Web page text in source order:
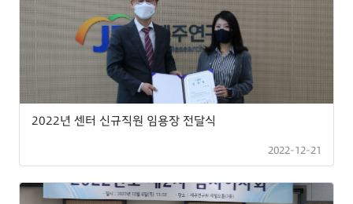
2022년 센터 신규직원 임용장 전달식
2022-12-21